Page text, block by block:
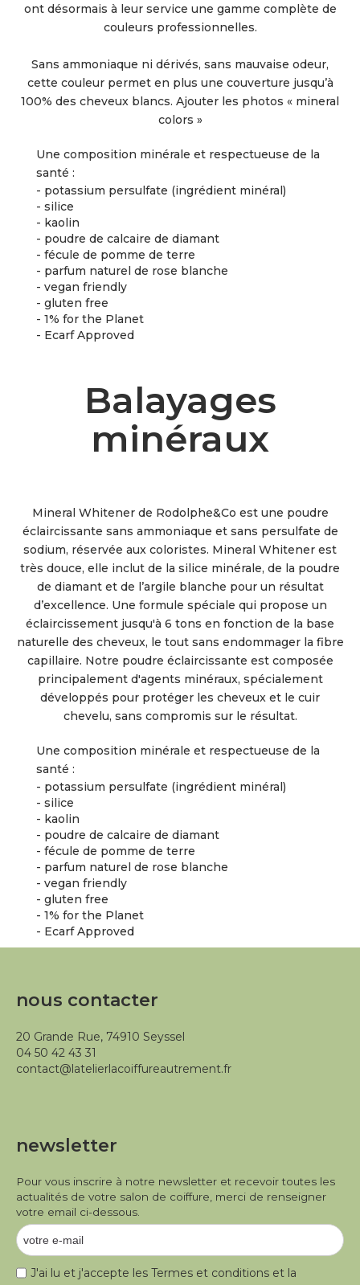
ont désormais à leur service une gamme complète de
couleurs professionnelles.
Sans ammoniaque ni dérivés, sans mauvaise odeur,
cette couleur permet en plus une couverture jusqu’à
100% des cheveux blancs. Ajouter les photos « mineral
colors »
Une composition minérale et respectueuse de la
santé :
- potassium persulfate (ingrédient minéral)
- silice
- kaolin
- poudre de calcaire de diamant
- fécule de pomme de terre
- parfum naturel de rose blanche
- vegan friendly
- gluten free
- 1% for the Planet
- Ecarf Approved
Balayages
minéraux
Mineral Whitener de Rodolphe&Co est une poudre
éclaircissante sans ammoniaque et sans persulfate de
sodium, réservée aux coloristes. Mineral Whitener est
très douce, elle inclut de la silice minérale, de la poudre
de diamant et de l’argile blanche pour un résultat
d’excellence. Une formule spéciale qui propose un
éclaircissement jusqu'à 6 tons en fonction de la base
naturelle des cheveux, le tout sans endommager la fibre
capillaire. Notre poudre éclaircissante est composée
principalement d'agents minéraux, spécialement
développés pour protéger les cheveux et le cuir
chevelu, sans compromis sur le résultat.
Une composition minérale et respectueuse de la
santé :
- potassium persulfate (ingrédient minéral)
- silice
- kaolin
- poudre de calcaire de diamant
- fécule de pomme de terre
- parfum naturel de rose blanche
- vegan friendly
- gluten free
- 1% for the Planet
- Ecarf Approved
nous contacter
20 Grande Rue, 74910 Seyssel
04 50 42 43 31
contact@latelierlacoiffureautrement.fr
newsletter
Pour vous inscrire à notre newsletter et recevoir toutes les
actualités de votre salon de coiffure, merci de renseigner
votre email ci-dessous.
J'ai lu et j'accepte les Termes et conditions et la